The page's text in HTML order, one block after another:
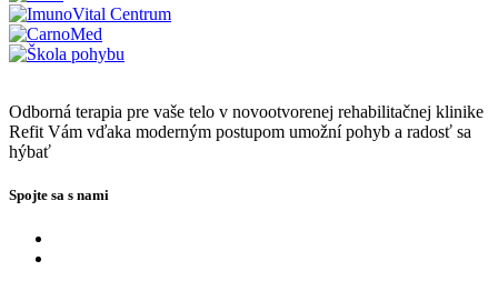
Odborná terapia pre vaše telo v novootvorenej rehabilitačnej klinike
Refit Vám vďaka moderným postupom umožní pohyb a radosť sa
hýbať
Spojte sa s nami